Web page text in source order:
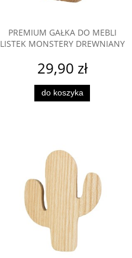
PREMIUM GAŁKA DO MEBLI
LISTEK MONSTERY DREWNIANY
29,90 zł
do koszyka